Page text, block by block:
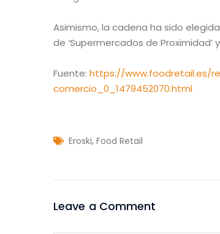
Asimismo, la cadena ha sido
de ‘Supermercados de Proximidad’
Fuente: https://www.foodretail.es/
comercio_0_1479452070.html
Eroski, Food Retail
Leave a Comment